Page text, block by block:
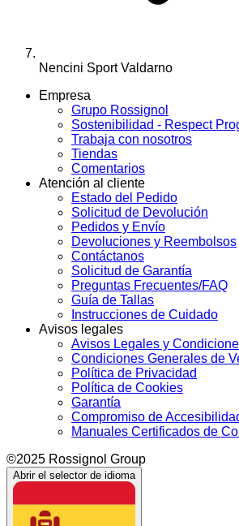
Nencini Sport Valdarno
Empresa
Grupo Rossignol
Sostenibilidad - Respect
Trabaja con nosotros
Tiendas
Comentarios
Atención al cliente
Estado del Pedido
Solicitud de Devolución
Pedidos y Envío
Devoluciones y Reembolsos
Contáctanos
Solicitud de Garantía
Preguntas Frecuentes/FAQ
Guía de Tallas
Instrucciones de Cuidado
Avisos legales
Avisos Legales y
Condiciones Generales de
Política de Privacidad
Política de Cookies
Garantía
Compromiso de
Manuales Certificados de
©2025 Rossignol Group
Abrir el selector de idioma